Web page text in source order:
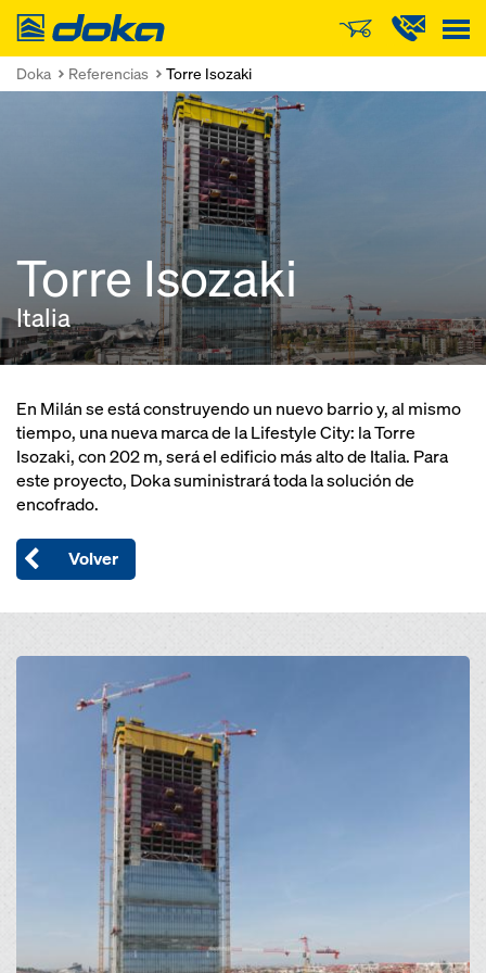
Doka
Doka Referencias Torre Isozaki
Torre Isozaki
Italia
En Milán se está construyendo un nuevo barrio y, al mismo
tiempo, una nueva marca de la Lifestyle City: la Torre
Isozaki, con 202 m, será el edificio más alto de Italia. Para
este proyecto, Doka suministrará toda la solución de
encofrado.
Volver
Open